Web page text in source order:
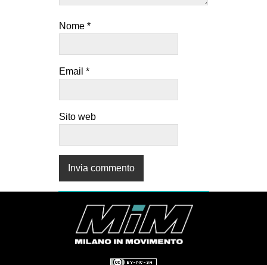
Nome *
Email *
Sito web